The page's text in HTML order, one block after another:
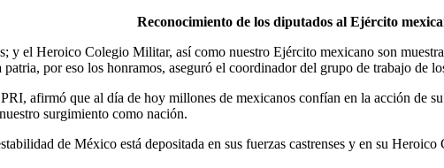
Reconocimiento de los diputados al Ejército
y el Heroico Colegio Militar, así como nuestro Ejército mexicano son
por eso los honramos, aseguró el coordinador del grupo de trabajo
afirmó que al día de hoy millones de mexicanos confían en la acción de
surgimiento como nación.
de México está depositada en sus fuerzas castrenses y en su